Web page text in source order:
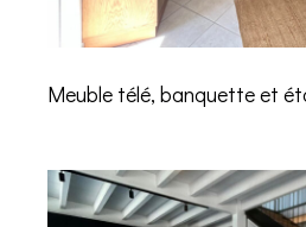
Meuble télé, banquette et